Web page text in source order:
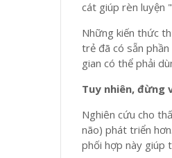
cát giúp rèn luyện
Những kiến thức
trẻ đã có sẵn
gian có thể phải
Tuy nhiên, đừng
Nghiên cứu cho
não) phát triển
phối hợp này giúp